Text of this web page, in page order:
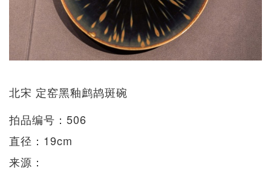
北宋 定窑黑釉鹧鸪斑碗
拍品编号：506
直径：19cm
来源：